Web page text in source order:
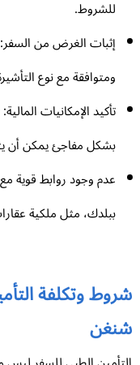
للشروط.
إثبات الغرض من السفر:
ومتوافقة مع نوع
تأكيد الإمكانيات المالية:
بشكل مفاجئ يمكن أن
عدم وجود روابط قوية مع
ببلدك، مثل ملكية
وتكلفة